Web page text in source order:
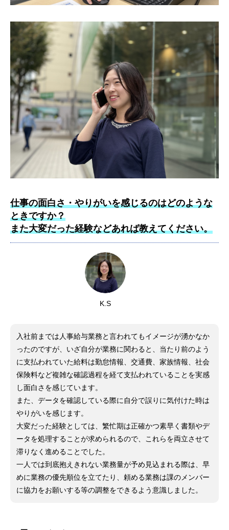
仕事の面白さ・やりがいを感じるのはどのような
ときですか？
また大変だった経験などあれば教えてください。
K.S
入社前までは人事給与業務と言われてもイメージが湧かなか
ったのですが、いざ自分が業務に関わると、当たり前のよう
に支払われていた給料は勤怠情報、交通費、家族情報、社会
保険料など複雑な確認過程を経て支払われていることを実感
し面白さを感じています。
また、データを確認している際に自分で誤りに気付けた時は
やりがいを感じます。
大変だった経験としては、繁忙期は正確かつ素早く書類やデ
ータを処理することが求められるので、これらを両立させて
滞りなく進めることでした。
一人では到底抱えきれない業務量が予め見込まれる際は、早
めに業務の優先順位を立てたり、頼める業務は課のメンバー
に協力をお願いする等の調整をできるよう意識しました。